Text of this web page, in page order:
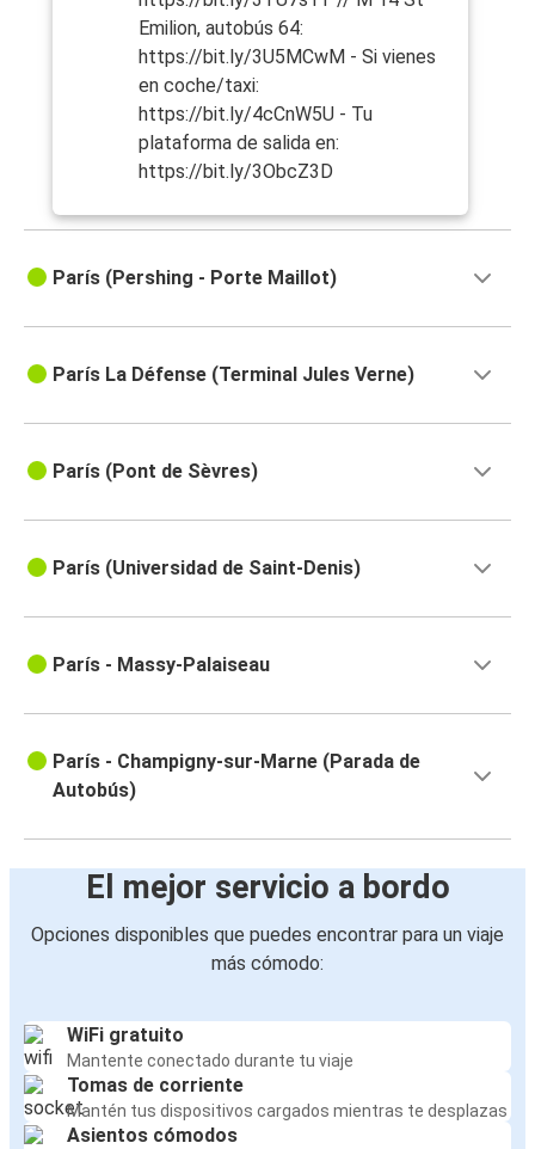
Emilion, autobús 64:
https://bit.ly/3U5MCwM - Si vienes
en coche/taxi:
https://bit.ly/4cCnW5U - Tu
plataforma de salida en:
https://bit.ly/3ObcZ3D
París (Pershing - Porte Maillot)
París La Défense (Terminal Jules Verne)
París (Pont de Sèvres)
París (Universidad de Saint-Denis)
París - Massy-Palaiseau
París - Champigny-sur-Marne (Parada de
Autobús)
El mejor servicio a bordo
Opciones disponibles que puedes encontrar para un viaje
más cómodo:
WiFi gratuito
Mantente conectado durante tu viaje
Tomas de corriente
Mantén tus dispositivos cargados mientras te desplazas
Asientos cómodos